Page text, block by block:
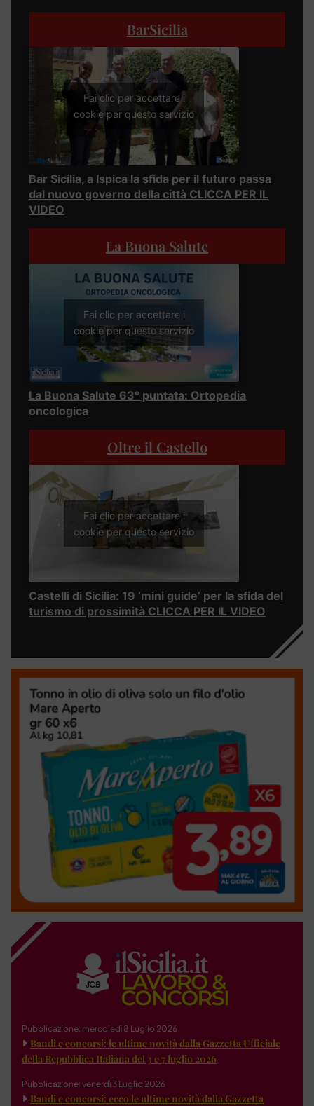
BarSicilia
Fai clic per accettare i
cookie per questo servizio
Bar Sicilia, a Ispica la sfida per il futuro passa
dal nuovo governo della città CLICCA PER IL
VIDEO
La Buona Salute
Fai clic per accettare i
cookie per questo servizio
La Buona Salute 63° puntata: Ortopedia
oncologica
Oltre il Castello
Fai clic per accettare i
cookie per questo servizio
Castelli di Sicilia: 19 ‘mini guide’ per la sfida del
turismo di prossimità CLICCA PER IL VIDEO
Pubblicazione: mercoledì 8 Luglio 2026
Bandi e concorsi: le ultime novità dalla Gazzetta Ufficiale
della Repubblica Italiana del 3 e 7 luglio 2026
Pubblicazione: venerdì 3 Luglio 2026
Bandi e concorsi: ecco le ultime novità dalla Gazzetta